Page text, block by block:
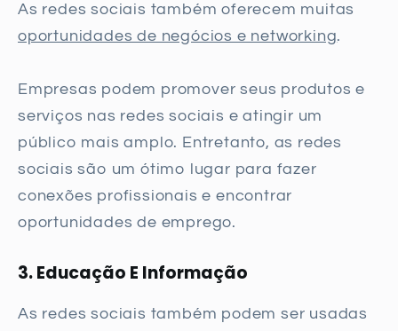
As redes sociais também oferecem muitas
oportunidades de negócios e networking.
Empresas podem promover seus produtos e
serviços nas redes sociais e atingir um
público mais amplo. Entretanto, as redes
sociais são um ótimo lugar para fazer
conexões profissionais e encontrar
oportunidades de emprego.
3. Educação E Informação
As redes sociais também podem ser usadas